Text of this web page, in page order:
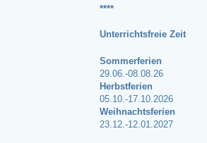
****
Unterrichtsfreie Zeit
Sommerferien
29.06.-08.08.26
Herbstferien
05.10.-17.10.2026
Weihnachtsferien
23.12.-12.01.2027